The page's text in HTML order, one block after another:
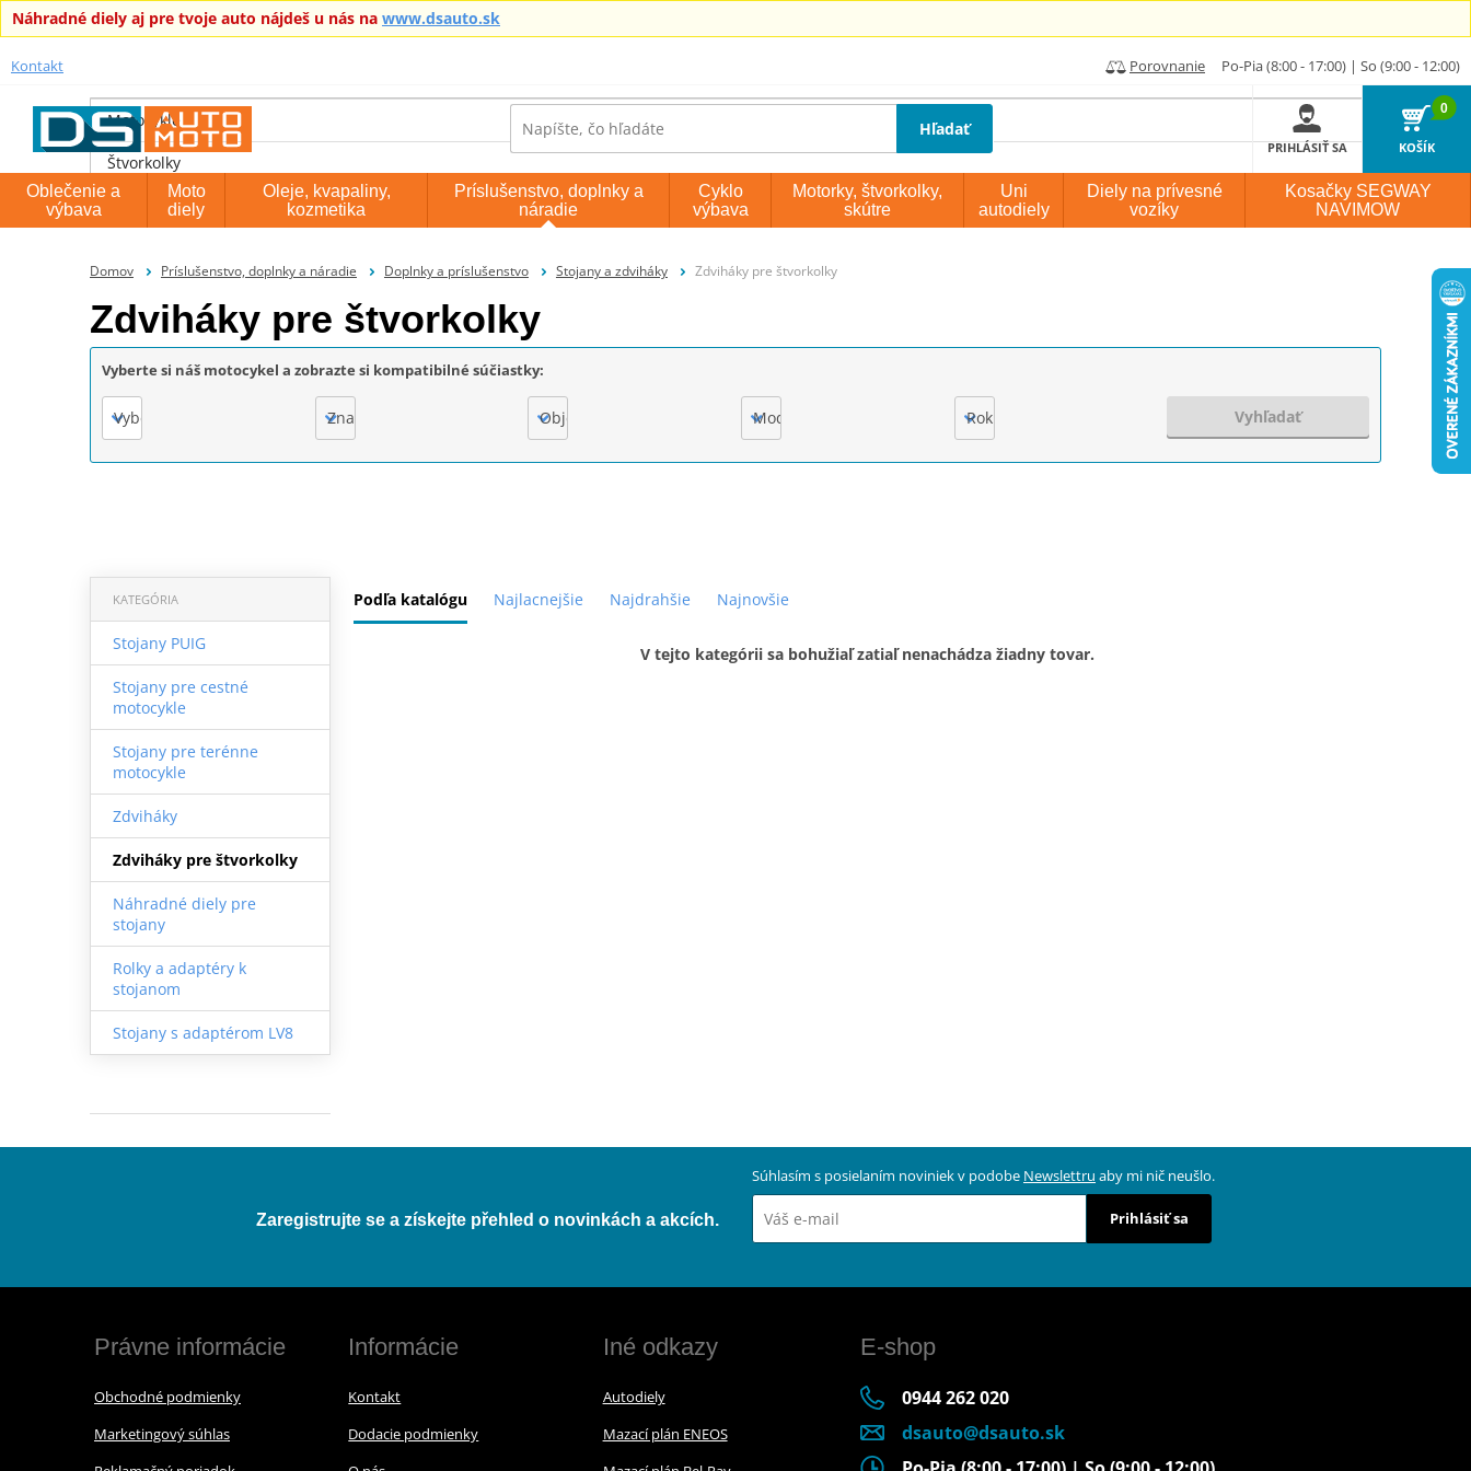
Náhradné diely aj pre tvoje auto nájdeš u nás na www.dsauto.sk
Kontakt Porovnanie Po-Pia (8:00 - 17:00) | So (9:00 - 12:00)
Hľadať
PRIHLÁSIŤ SA
0
KOŠÍK
Oblečenie a
výbava
Moto
diely
Oleje, kvapaliny,
kozmetika
Príslušenstvo, doplnky a
náradie
Cyklo
výbava
Motorky, štvorkolky,
skútre
Uni
autodiely
Diely na prívesné
vozíky
Kosačky SEGWAY
NAVIMOW
Domov Príslušenstvo, doplnky a náradie Doplnky a príslušenstvo Stojany a zdviháky Zdviháky pre štvorkolky
Zdviháky pre štvorkolky
Vyberte si náš motocykel a zobrazte si kompatibilné súčiastky:
Vyberte Značka Objem motora Model Rok výroby Vyhľadať
Podľa katalógu Najlacnejšie Najdrahšie Najnovšie
KATEGÓRIA
Stojany PUIG
Stojany pre cestné
motocykle
Stojany pre terénne
motocykle
Zdviháky
Zdviháky pre štvorkolky
Náhradné diely pre
stojany
Rolky a adaptéry k
stojanom
Stojany s adaptérom LV8
V tejto kategórii sa bohužiaľ zatiaľ nenachádza žiadny tovar.
Zaregistrujte se a získejte přehled o novinkách a akcích.
Súhlasím s posielaním noviniek v podobe Newslettru aby mi nič neušlo.
Prihlásiť sa
Právne informácie
Obchodné podmienky
Marketingový súhlas
Informácie
Kontakt
Dodacie podmienky
Iné odkazy
Autodiely
Mazací plán ENEOS
E-shop
0944 262 020
dsauto@dsauto.sk
Motocykle
Štvorkolky